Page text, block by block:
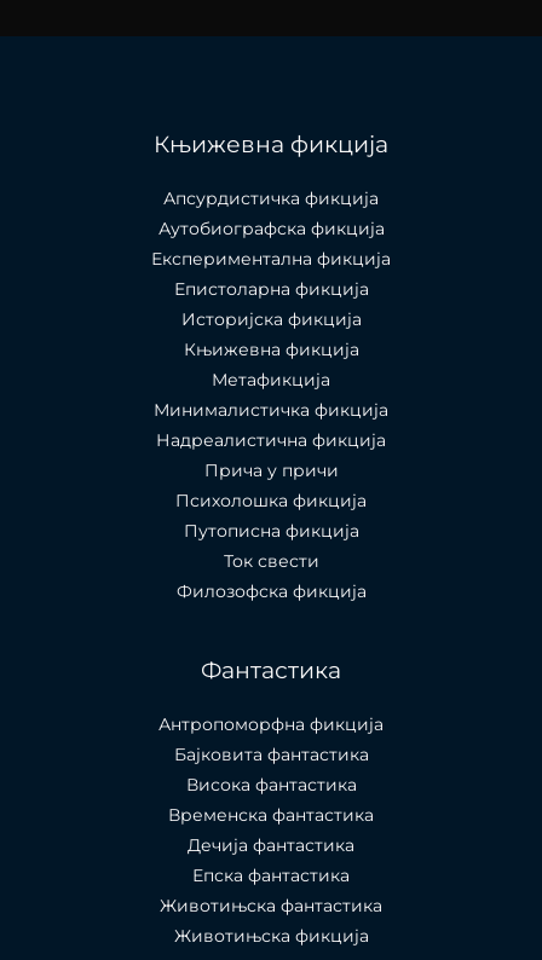
Књижевна фикција
Апсурдистичка фикција
Аутобиографска фикција
Експериментална фикција
Епистоларна фикција
Историјска фикција
Књижевна фикција
Метафикција
Минималистичка фикција
Надреалистична фикција
Прича у причи
Психолошкa фикција
Путописна фикција
Ток свести
Филозофска фикција
Фантастика
Антропоморфна фикција
Бајковита фантастика
Висока фантастика
Временска фантастика
Дечија фантастика
Епска фантастика
Животињска фантастика
Животињска фикција